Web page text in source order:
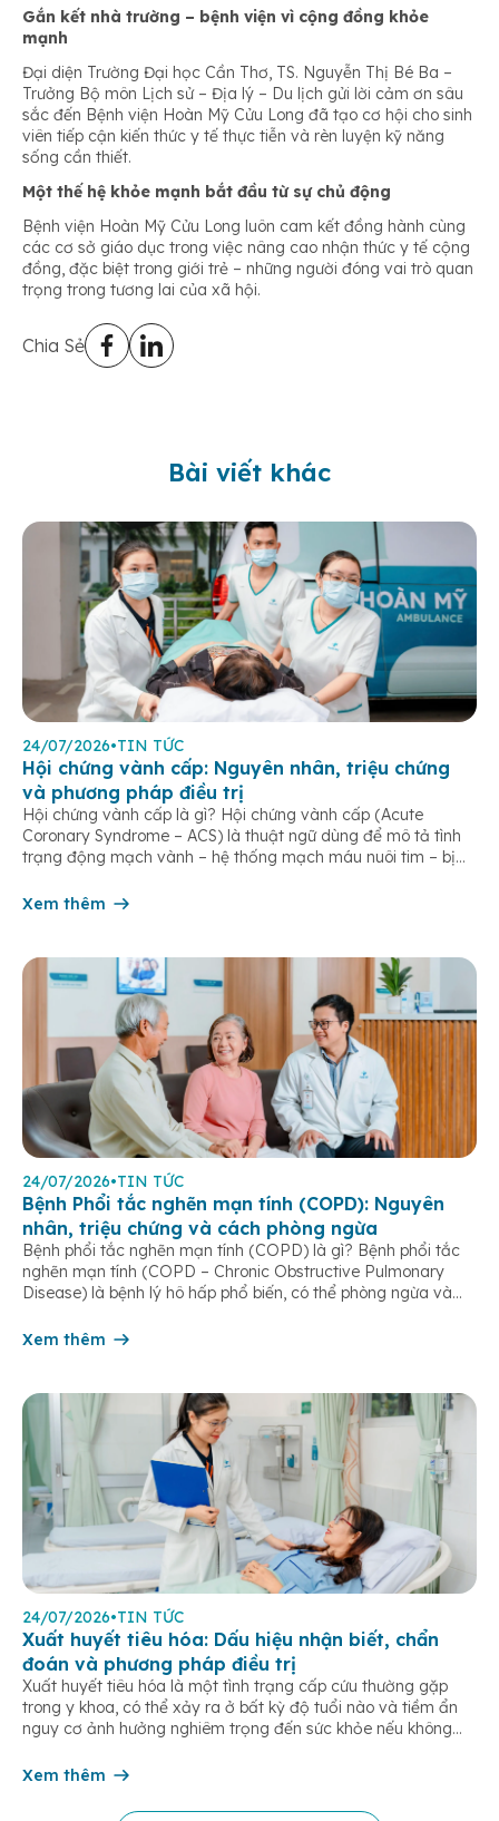
Gắn kết nhà trường – bệnh viện vì cộng đồng khỏe
mạnh
Đại diện Trường Đại học Cần Thơ, TS. Nguyễn Thị Bé Ba –
Trưởng Bộ môn Lịch sử – Địa lý – Du lịch gửi lời cảm ơn sâu
sắc đến Bệnh viện Hoàn Mỹ Cửu Long đã tạo cơ hội cho sinh
viên tiếp cận kiến thức y tế thực tiễn và rèn luyện kỹ năng
sống cần thiết.
Một thế hệ khỏe mạnh bắt đầu từ sự chủ động
Bệnh viện Hoàn Mỹ Cửu Long luôn cam kết đồng hành cùng
các cơ sở giáo dục trong việc nâng cao nhận thức y tế cộng
đồng, đặc biệt trong giới trẻ – những người đóng vai trò quan
trọng trong tương lai của xã hội.
Chia Sẻ
Bài viết khác
24/07/2026•TIN TỨC
Hội chứng vành cấp: Nguyên nhân, triệu chứng
và phương pháp điều trị
Hội chứng vành cấp là gì? Hội chứng vành cấp (Acute
Coronary Syndrome – ACS) là thuật ngữ dùng để mô tả tình
trạng động mạch vành – hệ thống mạch máu nuôi tim – bị
đến cơ tim giảm hoặc ngừng đột ngột. […]
Xem thêm
24/07/2026•TIN TỨC
Bệnh Phổi tắc nghẽn mạn tính (COPD): Nguyên
nhân, triệu chứng và cách phòng ngừa
Bệnh phổi tắc nghẽn mạn tính (COPD) là gì? Bệnh phổi tắc
nghẽn mạn tính (COPD – Chronic Obstructive Pulmonary
Disease) là bệnh lý hô hấp phổ biến, có thể phòng ngừa và
chứng hô hấp mạn tính như khó thở, ho […]
Xem thêm
24/07/2026•TIN TỨC
Xuất huyết tiêu hóa: Dấu hiệu nhận biết, chẩn
đoán và phương pháp điều trị
Xuất huyết tiêu hóa là một tình trạng cấp cứu thường gặp
trong y khoa, có thể xảy ra ở bất kỳ độ tuổi nào và tiềm ẩn
nguy cơ ảnh hưởng nghiêm trọng đến sức khỏe nếu không
hiểu rõ […]
Xem thêm